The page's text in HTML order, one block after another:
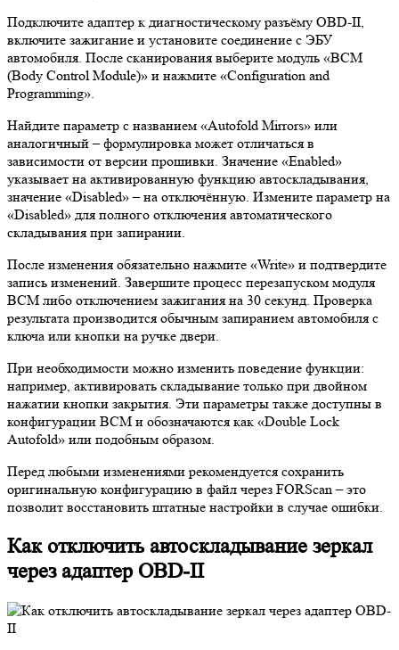
Подключите адаптер к диагностическому разъёму OBD-II,
включите зажигание и установите соединение с ЭБУ
автомобиля. После сканирования выберите модуль «BCM
(Body Control Module)» и нажмите «Configuration and
Programming».
Найдите параметр с названием «Autofold Mirrors» или
аналогичный – формулировка может отличаться в
зависимости от версии прошивки. Значение «Enabled»
указывает на активированную функцию автоскладывания,
значение «Disabled» – на отключённую. Измените параметр на
«Disabled» для полного отключения автоматического
складывания при запирании.
После изменения обязательно нажмите «Write» и подтвердите
запись изменений. Завершите процесс перезапуском модуля
BCM либо отключением зажигания на 30 секунд. Проверка
результата производится обычным запиранием автомобиля с
ключа или кнопки на ручке двери.
При необходимости можно изменить поведение функции:
например, активировать складывание только при двойном
нажатии кнопки закрытия. Эти параметры также доступны в
конфигурации BCM и обозначаются как «Double Lock
Autofold» или подобным образом.
Перед любыми изменениями рекомендуется сохранить
оригинальную конфигурацию в файл через FORScan – это
позволит восстановить штатные настройки в случае ошибки.
Как отключить автоскладывание зеркал
через адаптер OBD-II